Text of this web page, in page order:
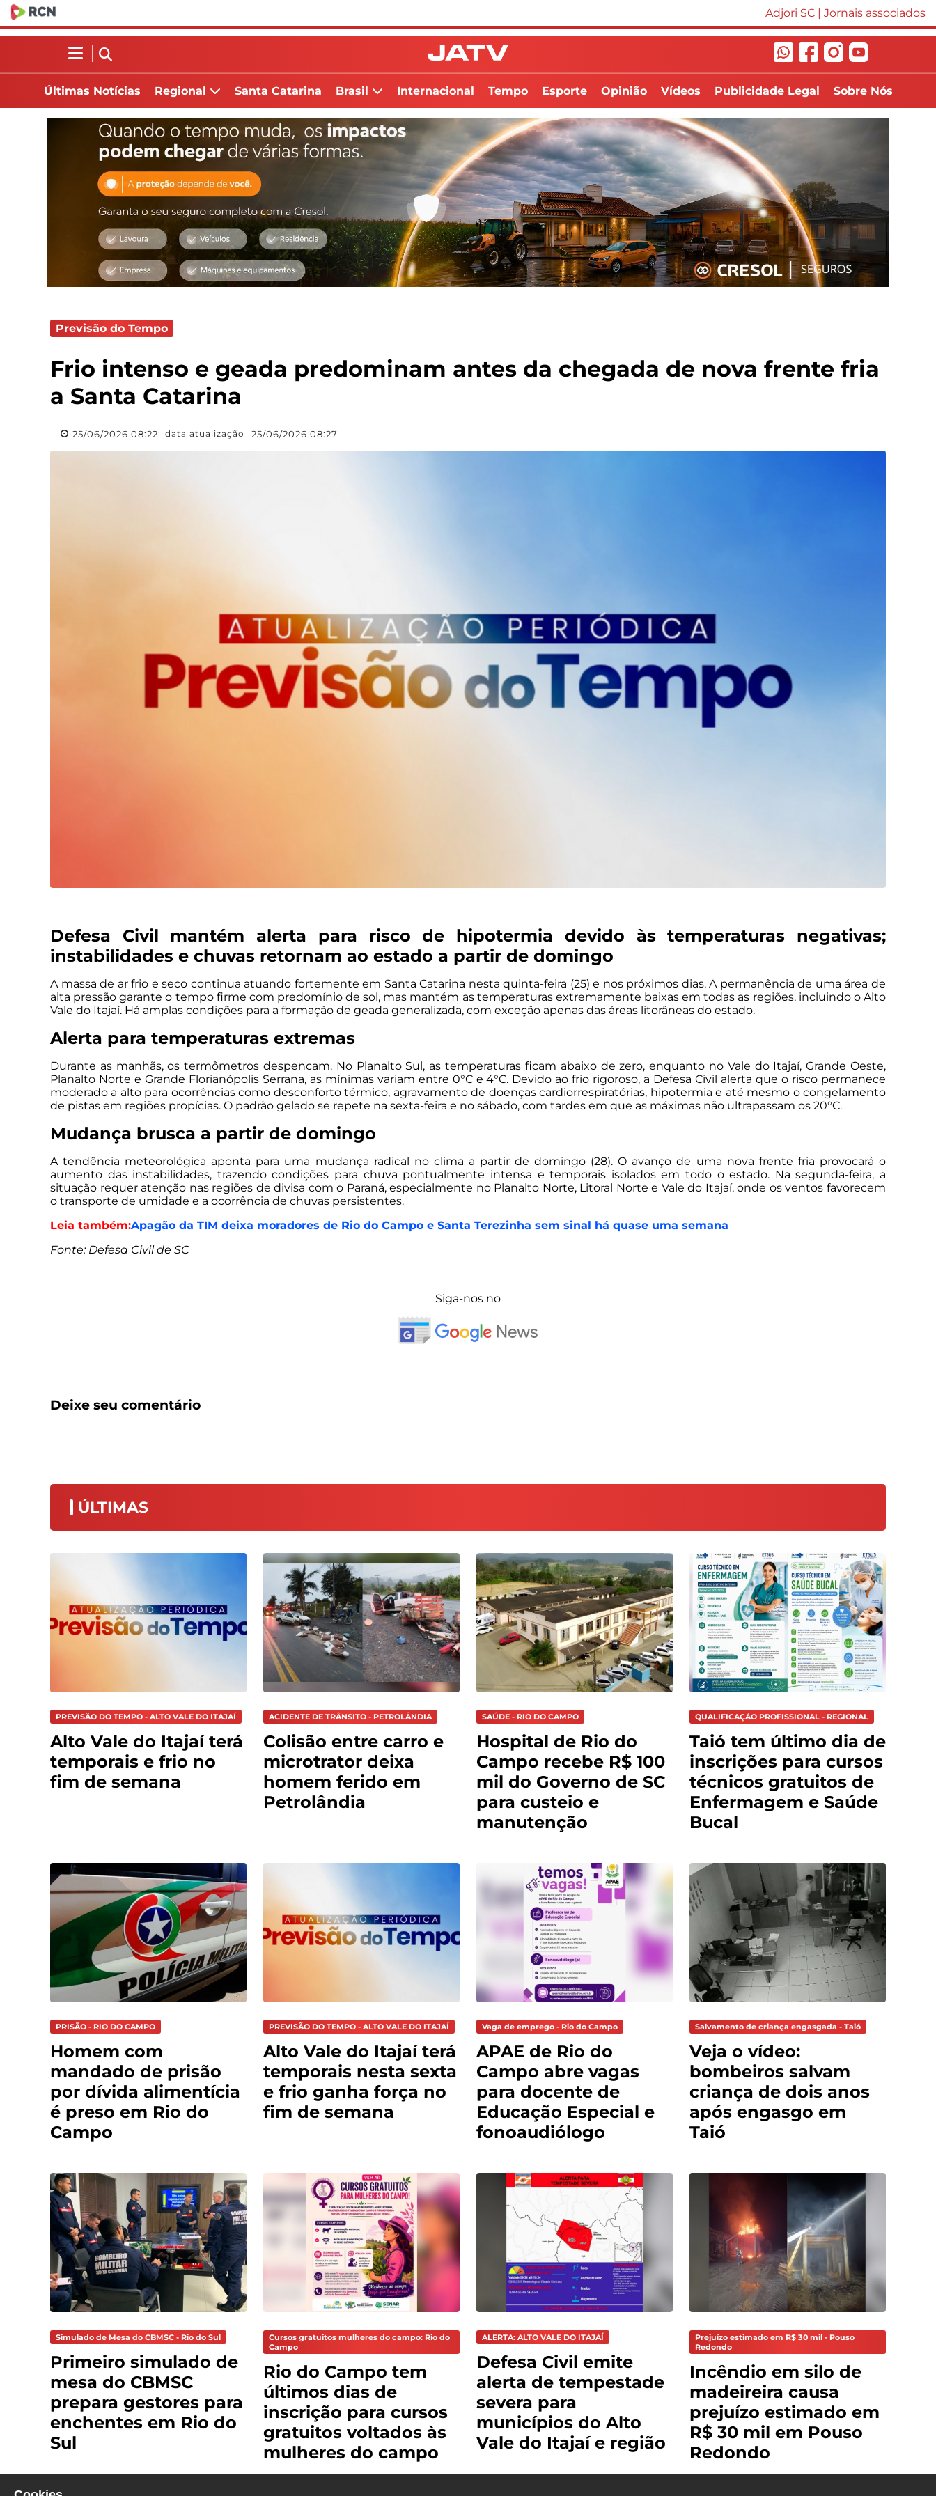
Adjori SC | Jornais associados
Últimas Notícias Regional Santa Catarina Brasil Internacional Tempo Esporte Opinião Vídeos Publicidade Legal Sobre Nós
Previsão do Tempo
Frio intenso e geada predominam antes da chegada de nova frente fria
a Santa Catarina
25/06/2026 08:22 data atualização 25/06/2026 08:27
Defesa Civil mantém alerta para risco de hipotermia devido às temperaturas negativas;
instabilidades e chuvas retornam ao estado a partir de domingo
A massa de ar frio e seco continua atuando fortemente em Santa Catarina nesta quinta-feira (25) e nos próximos dias. A permanência de uma área de
alta pressão garante o tempo firme com predomínio de sol, mas mantém as temperaturas extremamente baixas em todas as regiões, incluindo o Alto
Vale do Itajaí. Há amplas condições para a formação de geada generalizada, com exceção apenas das áreas litorâneas do estado.
Alerta para temperaturas extremas
Durante as manhãs, os termômetros despencam. No Planalto Sul, as temperaturas ficam abaixo de zero, enquanto no Vale do Itajaí, Grande Oeste,
Planalto Norte e Grande Florianópolis Serrana, as mínimas variam entre 0°C e 4°C. Devido ao frio rigoroso, a Defesa Civil alerta que o risco permanece
moderado a alto para ocorrências como desconforto térmico, agravamento de doenças cardiorrespiratórias, hipotermia e até mesmo o congelamento
de pistas em regiões propícias. O padrão gelado se repete na sexta-feira e no sábado, com tardes em que as máximas não ultrapassam os 20°C.
Mudança brusca a partir de domingo
A tendência meteorológica aponta para uma mudança radical no clima a partir de domingo (28). O avanço de uma nova frente fria provocará o
aumento das instabilidades, trazendo condições para chuva pontualmente intensa e temporais isolados em todo o estado. Na segunda-feira, a
situação requer atenção nas regiões de divisa com o Paraná, especialmente no Planalto Norte, Litoral Norte e Vale do Itajaí, onde os ventos favorecem
o transporte de umidade e a ocorrência de chuvas persistentes.
Leia também:Apagão da TIM deixa moradores de Rio do Campo e Santa Terezinha sem sinal há quase uma semana
Fonte: Defesa Civil de SC
Siga-nos no
Deixe seu comentário
ÚLTIMAS
PREVISÃO DO TEMPO - ALTO VALE DO ITAJAÍ
Alto Vale do Itajaí terá
temporais e frio no
fim de semana
ACIDENTE DE TRÂNSITO - PETROLÂNDIA
Colisão entre carro e
microtrator deixa
homem ferido em
Petrolândia
SAÚDE - RIO DO CAMPO
Hospital de Rio do
Campo recebe R$ 100
mil do Governo de SC
para custeio e
manutenção
QUALIFICAÇÃO PROFISSIONAL - REGIONAL
Taió tem último dia de
inscrições para cursos
técnicos gratuitos de
Enfermagem e Saúde
Bucal
PRISÃO - RIO DO CAMPO
Homem com
mandado de prisão
por dívida alimentícia
é preso em Rio do
Campo
PREVISÃO DO TEMPO - ALTO VALE DO ITAJAÍ
Alto Vale do Itajaí terá
temporais nesta sexta
e frio ganha força no
fim de semana
Vaga de emprego - Rio do Campo
APAE de Rio do
Campo abre vagas
para docente de
Educação Especial e
fonoaudiólogo
Salvamento de criança engasgada - Taió
Veja o vídeo:
bombeiros salvam
criança de dois anos
após engasgo em
Taió
Simulado de Mesa do CBMSC - Rio do Sul
Primeiro simulado de
mesa do CBMSC
prepara gestores para
enchentes em Rio do
Sul
Cursos gratuitos mulheres do campo: Rio do
Campo
Rio do Campo tem
últimos dias de
inscrição para cursos
gratuitos voltados às
mulheres do campo
ALERTA: ALTO VALE DO ITAJAÍ
Defesa Civil emite
alerta de tempestade
severa para
municípios do Alto
Vale do Itajaí e região
Prejuízo estimado em R$ 30 mil - Pouso
Redondo
Incêndio em silo de
madeireira causa
prejuízo estimado em
R$ 30 mil em Pouso
Redondo